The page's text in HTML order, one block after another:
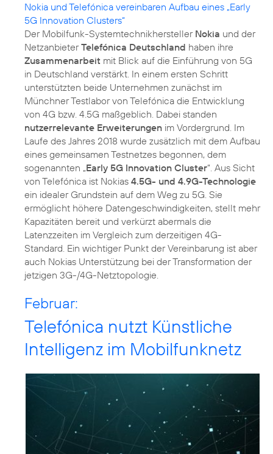
Nokia und Telefónica vereinbaren Aufbau eines „Early
5G Innovation Clusters“
Der Mobilfunk-Systemtechnikhersteller Nokia und der
NetzanbieterTelefónica Deutschland haben ihre
Zusammenarbeit mit Blick auf die Einführung von 5G
in Deutschland verstärkt. In einem ersten Schritt
unterstützten beide Unternehmen zunächst im
Münchner Testlabor von Telefónica die Entwicklung
von 4G bzw. 4.5G maßgeblich. Dabei standen
nutzerrelevante Erweiterungen im Vordergrund. Im
Laufe des Jahres 2018 wurde zusätzlich mit dem Aufbau
eines gemeinsamen Testnetzes begonnen, dem
sogenannten „Early 5G Innovation Cluster“. Aus Sicht
von Telefónica ist Nokias 4.5G- und 4.9G-Technologie
ein idealer Grundstein auf dem Weg zu 5G. Sie
ermöglicht höhere Datengeschwindigkeiten, stellt mehr
Kapazitäten bereit und verkürzt abermals die
Latenzzeiten im Vergleich zum derzeitigen 4G-
Standard. Ein wichtiger Punkt der Vereinbarung ist aber
auch Nokias Unterstützung bei der Transformation der
jetzigen 3G-/4G-Netztopologie.
Februar:
Telefónica nutzt Künstliche
Intelligenz im Mobilfunknetz